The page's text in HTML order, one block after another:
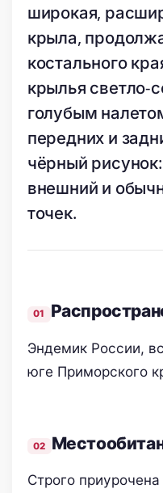
широкая,
крыла,
костального
крылья светло-
голубым
передних и
чёрный
внешний и
точек.
Эндемик России,
юге Приморского
Строго